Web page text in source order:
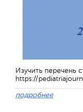
Изучить перечень
https://
подробнее